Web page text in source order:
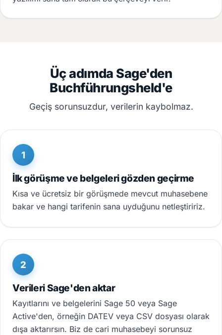
Üç adımda Sage'den
Buchführungsheld'e
Geçiş sorunsuzdur, verilerin kaybolmaz.
1
İlk görüşme ve belgeleri gözden geçirme
Kısa ve ücretsiz bir görüşmede mevcut muhasebene
bakar ve hangi tarifenin sana uyduğunu netleştiririz.
2
Verileri Sage'den aktar
Kayıtlarını ve belgelerini Sage 50 veya Sage
Active'den, örneğin DATEV veya CSV dosyası olarak
dışa aktarırsın. Biz de cari muhasebeyi sorunsuz